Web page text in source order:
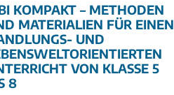
KOMPAKT – METHODEN
MATERIALIEN FÜR EINEN
UND
VON KLASSE 5
8